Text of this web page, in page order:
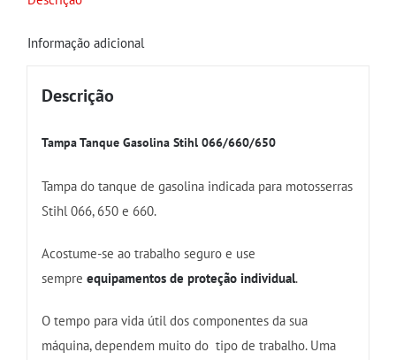
Informação adicional
Descrição
Tampa Tanque Gasolina Stihl 066/660/650
Tampa do tanque de gasolina indicada para motosserras
Stihl 066, 650 e 660.
Acostume-se ao trabalho seguro e use
sempre equipamentos de proteção individual.
O tempo para vida útil dos componentes da sua
máquina, dependem muito do tipo de trabalho. Uma